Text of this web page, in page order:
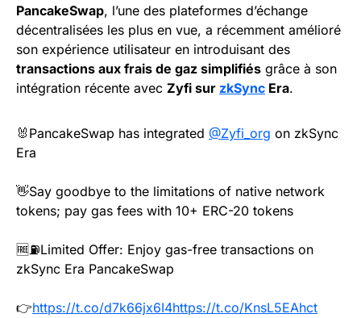
PancakeSwap, l’une des plateformes d’échange
décentralisées les plus en vue, a récemment amélioré
son expérience utilisateur en introduisant des
transactions aux frais de gaz simplifiés grâce à son
intégration récente avec Zyfi sur zkSync Era.
🐰PancakeSwap has integrated @Zyfi_org on zkSync
Era
👋Say goodbye to the limitations of native network
tokens; pay gas fees with 10+ ERC-20 tokens
🆓⛽️Limited Offer: Enjoy gas-free transactions on
zkSync Era PancakeSwap
👉https://t.co/d7k66jx6I4https://t.co/KnsL5EAhct